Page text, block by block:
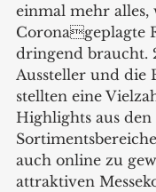
einmal mehr alles,
Coronageplagte
dringend braucht.
Aussteller und die
stellten eine
Highlights aus den
auch online zu
attraktiven